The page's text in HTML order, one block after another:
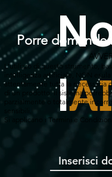
l
Porre domande
L'utilizzo di questo strumento,
intelligenza artificiale, NON
attentamente tutta la necessaria
di un prodotto. Il sistema
parzialmente o totalmente
Si applicano i Termini e